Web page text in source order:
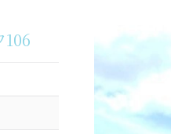
106